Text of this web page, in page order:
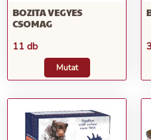
BOZITA VEGYES
CSOMAG
11 db
Mutat